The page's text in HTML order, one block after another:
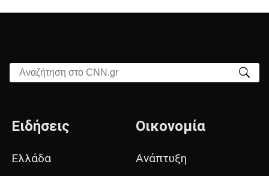
Αναζήτηση στο CNN.gr
Ειδήσεις
Ελλάδα
Οικονομία
Ανάπτυξη